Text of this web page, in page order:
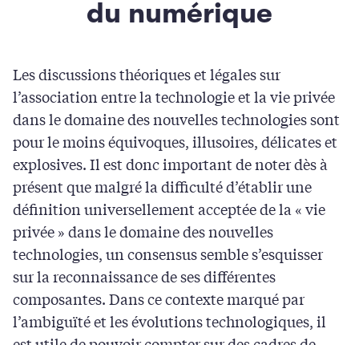
du numérique
Les discussions théoriques et légales sur
l’association entre la technologie et la vie privée
dans le domaine des nouvelles technologies sont
pour le moins équivoques, illusoires, délicates et
explosives. Il est donc important de noter dès à
présent que malgré la difficulté d’établir une
définition universellement acceptée de la « vie
privée » dans le domaine des nouvelles
technologies, un consensus semble s’esquisser
sur la reconnaissance de ses différentes
composantes. Dans ce contexte marqué par
l’ambiguïté et les évolutions technologiques, il